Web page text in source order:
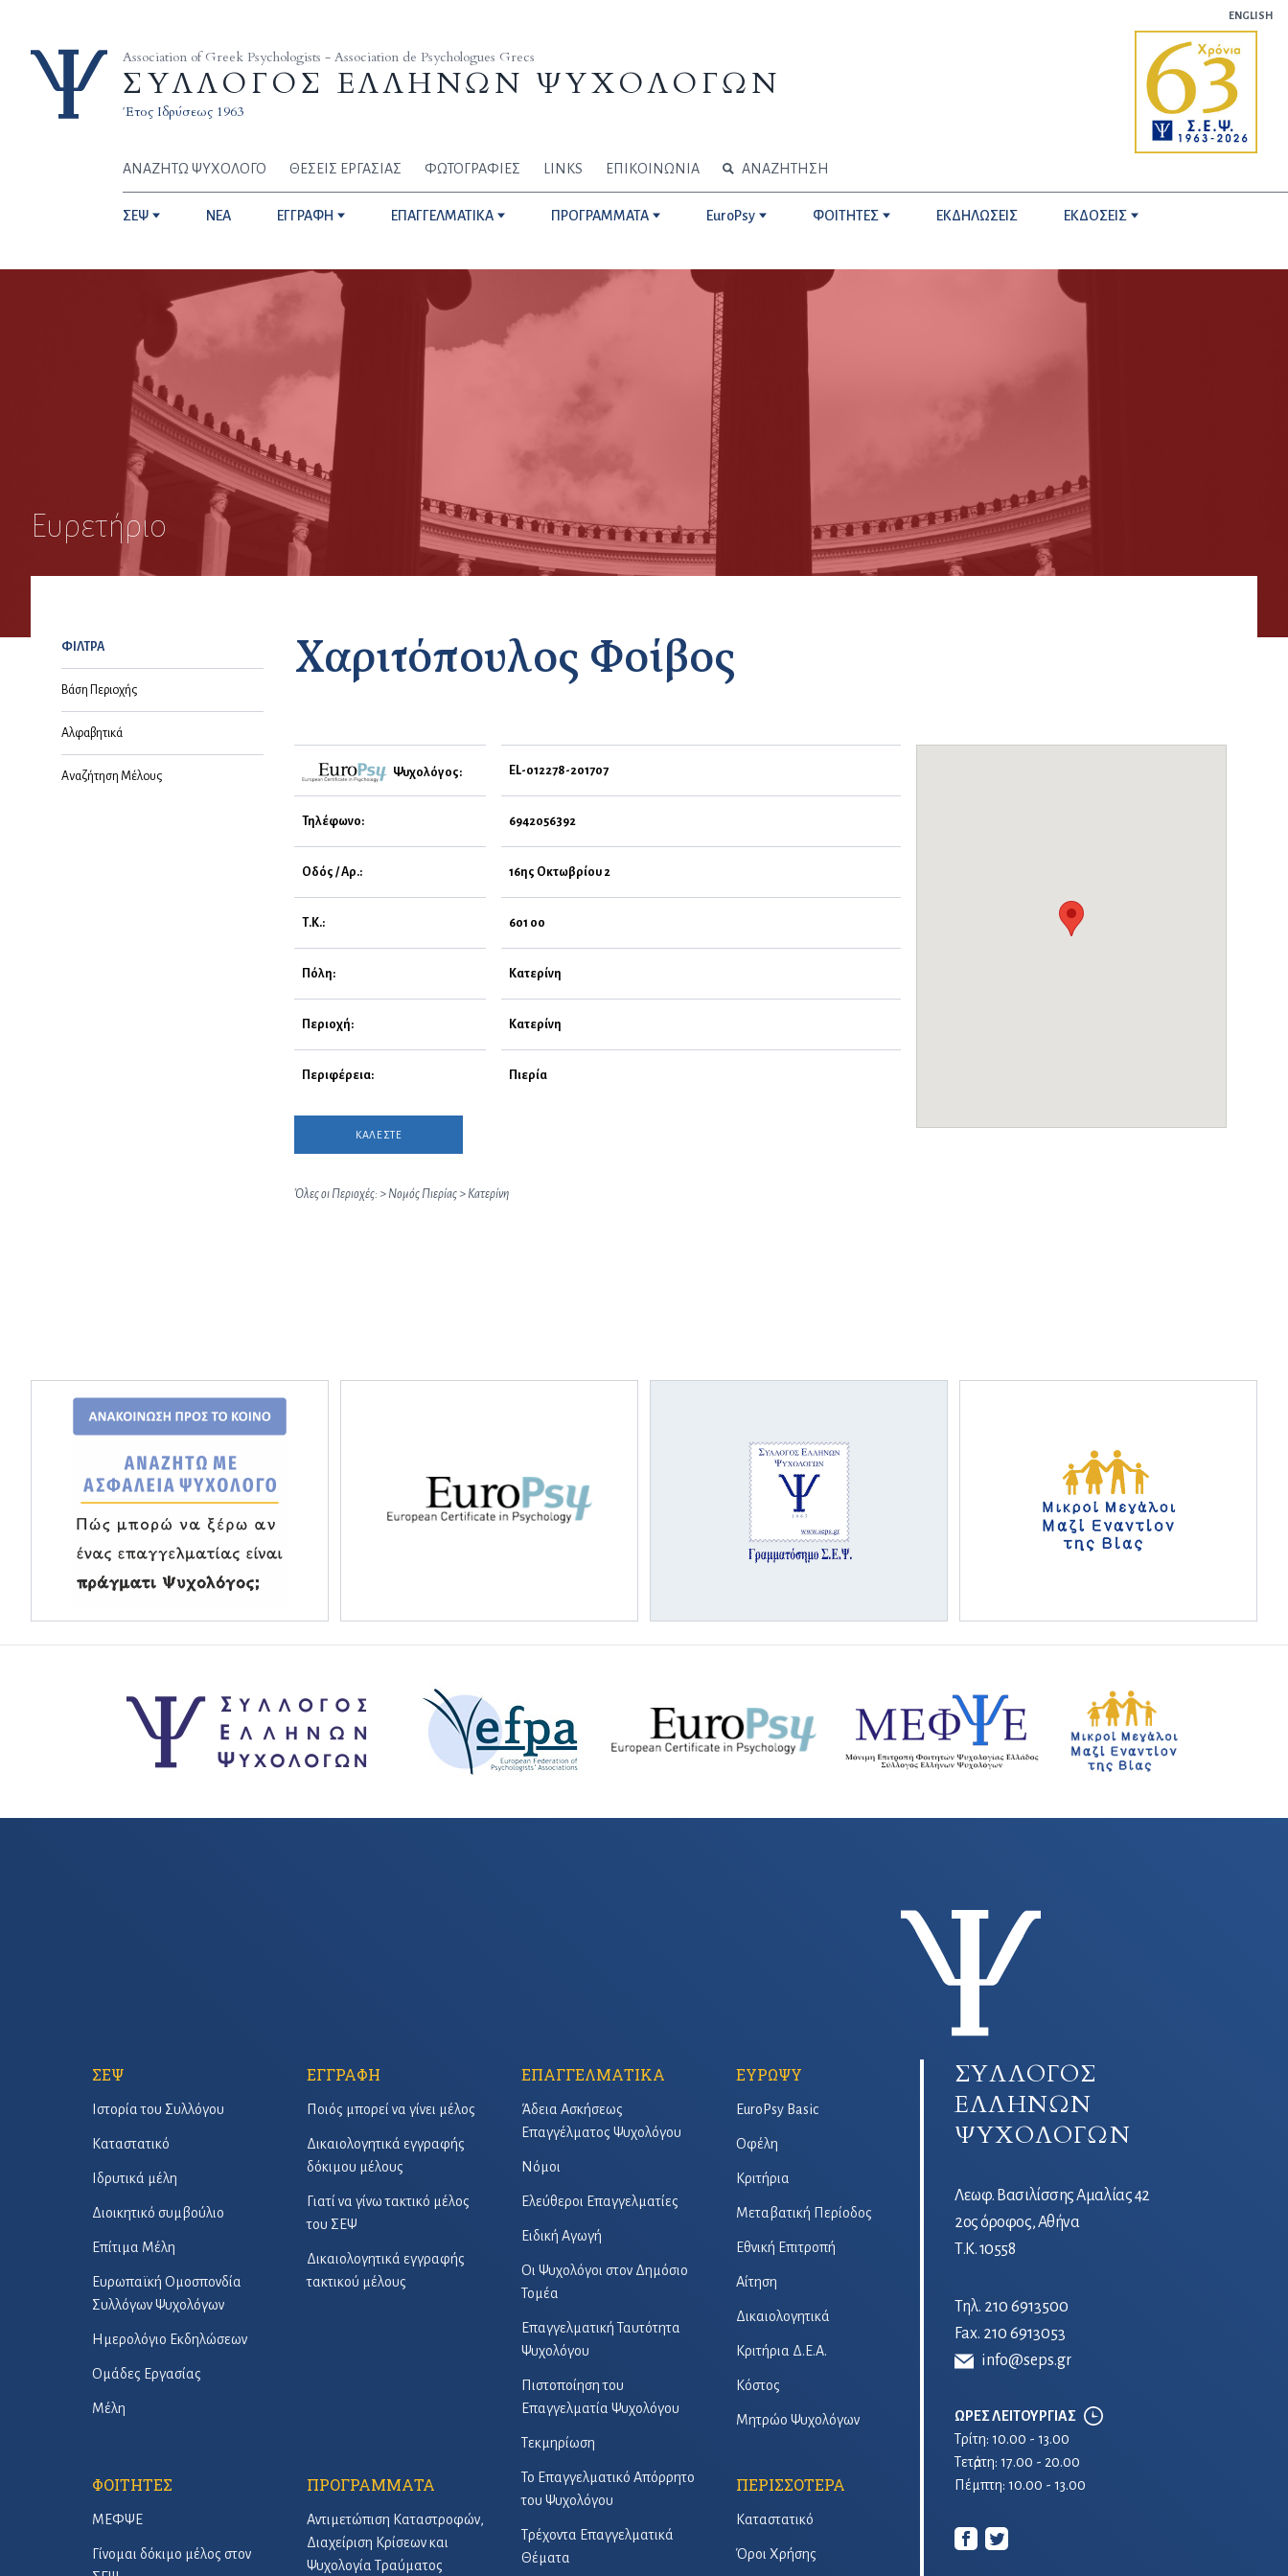
ENGLISH
Association of Greek Psychologists - Association de Psychologues Grecs
ΣΥΛΛΟΓΟΣ ΕΛΛΗΝΩΝ ΨΥΧΟΛΟΓΩΝ
Έτος Ιδρύσεως 1963
ΑΝΑΖΗΤΩ ΨΥΧΟΛΟΓΟ ΘΕΣΕΙΣ ΕΡΓΑΣΙΑΣ ΦΩΤΟΓΡΑΦΙΕΣ LINKS ΕΠΙΚΟΙΝΩΝΙΑ ΑΝΑΖΗΤΗΣΗ
ΣΕΨ NEA ΕΓΓΡΑΦΗ ΕΠΑΓΓΕΛΜΑΤΙΚΑ ΠΡΟΓΡΑΜΜΑΤΑ EuroPsy ΦΟΙΤΗΤΕΣ ΕΚΔΗΛΩΣΕΙΣ ΕΚΔΟΣΕΙΣ
Ευρετήριο
ΦΙΛΤΡΑ
Βάση Περιοχής
Αλφαβητικά
Αναζήτηση Μέλους
Χαριτόπουλος Φοίβος
Ψυχολόγος: EL-012278-201707
Τηλέφωνο: 6942056392
Οδός / Αρ.: 16ης Οκτωβρίου 2
Τ.Κ.: 601 00
Πόλη: Κατερίνη
Περιοχή: Κατερίνη
Περιφέρεια: Πιερία
ΚΑΛΕΣΤΕ
Όλες οι Περιοχές:> Νομός Πιερίας> Κατερίνη
ΣΥΛΛΟΓΟΣ
ΕΛΛΗΝΩΝ
ΨΥΧΟΛΟΓΩΝ
Λεωφ. Βασιλίσσης Αμαλίας 42
2ος όροφος, Αθήνα
Τ.Κ. 10558
Τηλ. 210 6913500
Fax. 210 6913053
info@seps.gr
ΩΡΕΣ ΛΕΙΤΟΥΡΓΙΑΣ
Τρίτη: 10.00 - 13.00
Τετἀρτη: 17.00 - 20.00
Πέμπτη: 10.00 - 13.00
ΣΕΨ
Ιστορία του Συλλόγου
Καταστατικό
Ιδρυτικά μέλη
Διοικητικό συμβούλιο
Επίτιμα Μέλη
Ευρωπαϊκή Ομοσπονδία
Συλλόγων Ψυχολόγων
Ημερολόγιο Εκδηλώσεων
Ομάδες Εργασίας
Μέλη
ΕΓΓΡΑΦΗ
Ποιός μπορεί να γίνει μέλος
Δικαιολογητικά εγγραφής
δόκιμου μέλους
Γιατί να γίνω τακτικό μέλος
του ΣΕΨ
Δικαιολογητικά εγγραφής
τακτικού μέλους
ΕΠΑΓΓΕΛΜΑΤΙΚΑ
Άδεια Ασκήσεως
Επαγγέλματος Ψυχολόγου
Νόμοι
Ελεύθεροι Επαγγελματίες
Ειδική Αγωγή
Οι Ψυχολόγοι στον Δημόσιο
Τομέα
Επαγγελματική Ταυτότητα
Ψυχολόγου
Πιστοποίηση του
Επαγγελματία Ψυχολόγου
Τεκμηρίωση
Το Επαγγελματικό Απόρρητο
του Ψυχολόγου
Τρέχοντα Επαγγελματικά
Θέματα
ΕΥΡΩΨΥ
EuroPsy Basic
Οφέλη
Κριτήρια
Μεταβατική Περίοδος
Εθνική Επιτροπή
Αίτηση
Δικαιολογητικά
Κριτήρια Δ.Ε.Α.
Κόστος
Μητρώο Ψυχολόγων
ΦΟΙΤΗΤΕΣ
ΜΕΦΨΕ
Γίνομαι δόκιμο μέλος στον
ΠΡΟΓΡΑΜΜΑΤΑ
Αντιμετώπιση Καταστροφών,
Διαχείριση Κρίσεων και
Ψυχολογία Τραύματος
ΠΕΡΙΣΣΟΤΕΡΑ
Καταστατικό
Όροι Χρήσης